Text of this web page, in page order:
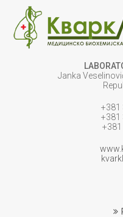
Janka
+381
+381